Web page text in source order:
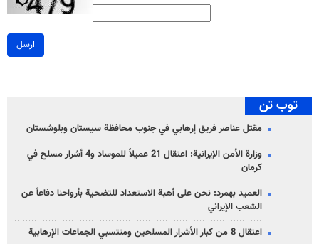
ارسل
توب تن
مقتل عناصر فريق إرهابي في جنوب محافظة سيستان وبلوشستان
وزارة الأمن الإيرانية: اعتقال 21 عميلاً للموساد و4 أشرار مسلح في
كرمان
العميد بهمرد: نحن على أهبة الاستعداد للتضحية بأرواحنا دفاعاً عن
الشعب الإيراني
اعتقال 8 من كبار الأشرار المسلحين ومنتسبي الجماعات الإرهابية